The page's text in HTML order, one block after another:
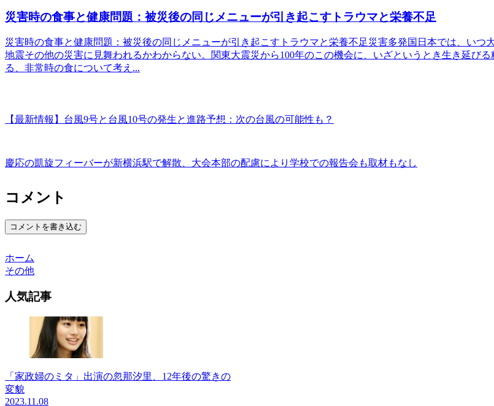
災害時の食事と健康問題：被災後の同じメニューが引き起こすトラウマと栄養不足
災害時の食事と健康問題：被災後の同じメニューが引き起こすトラウマと栄養不足災害多発国日本では、いつ
地震その他の災害に見舞われるかわからない。関東大震災から100年のこの機会に、いざというとき生き延びる
る、非常時の食について考え...
【最新情報】台風9号と台風10号の発生と進路予想：次の台風の可能性も？
慶応の凱旋フィーバーが新横浜駅で解散、大会本部の配慮により学校での報告会も取材もなし
コメント
コメントを書き込む
ホーム
その他
人気記事
「家政婦のミタ」出演の忽那汐里、12年後の驚きの
変貌
2023.11.08